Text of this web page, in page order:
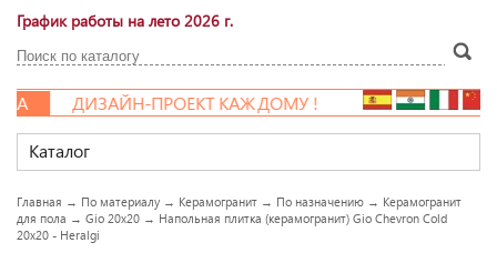
График работы на лето 2026 г.
ДИЗАЙН-ПРОЕКТ КАЖДОМУ !
Каталог
Главная → По материалу → Керамогранит → По назначению → Керамогранит
для пола → Gio 20x20 → Напольная плитка (керамогранит) Gio Chevron Cold
20x20 - Heralgi